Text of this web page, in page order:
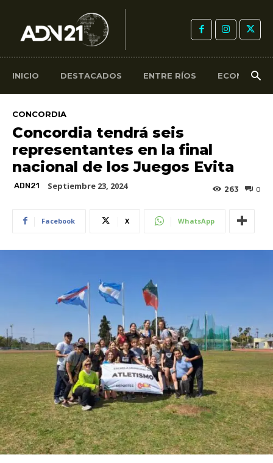
INICIO DESTACADOS ENTRE RÍOS ECONOMÍA
CONCORDIA
Concordia tendrá seis
representantes en la final
nacional de los Juegos Evita
ADN21 Septiembre 23, 2024 0
263
Facebook X WhatsApp